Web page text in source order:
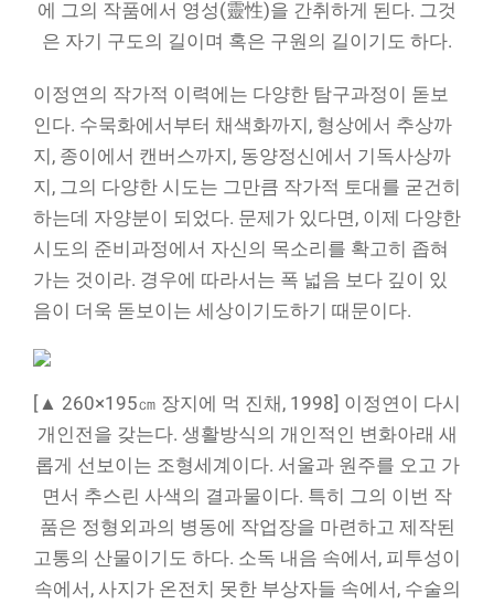
에 그의 작품에서 영성(靈性)을 간취하게 된다. 그것
은 자기 구도의 길이며 혹은 구원의 길이기도 하다.
이정연의 작가적 이력에는 다양한 탐구과정이 돋보
인다. 수묵화에서부터 채색화까지, 형상에서 추상까
지, 종이에서 캔버스까지, 동양정신에서 기독사상까
지, 그의 다양한 시도는 그만큼 작가적 토대를 굳건히
하는데 자양분이 되었다. 문제가 있다면, 이제 다양한
시도의 준비과정에서 자신의 목소리를 확고히 좁혀
가는 것이라. 경우에 따라서는 폭 넓음 보다 깊이 있
음이 더욱 돋보이는 세상이기도하기 때문이다.
[▲ 260×195㎝ 장지에 먹 진채, 1998] 이정연이 다시
개인전을 갖는다. 생활방식의 개인적인 변화아래 새
롭게 선보이는 조형세계이다. 서울과 원주를 오고 가
면서 추스린 사색의 결과물이다. 특히 그의 이번 작
품은 정형외과의 병동에 작업장을 마련하고 제작된
고통의 산물이기도 하다. 소독 내음 속에서, 피투성이
속에서, 사지가 온전치 못한 부상자들 속에서, 수술의